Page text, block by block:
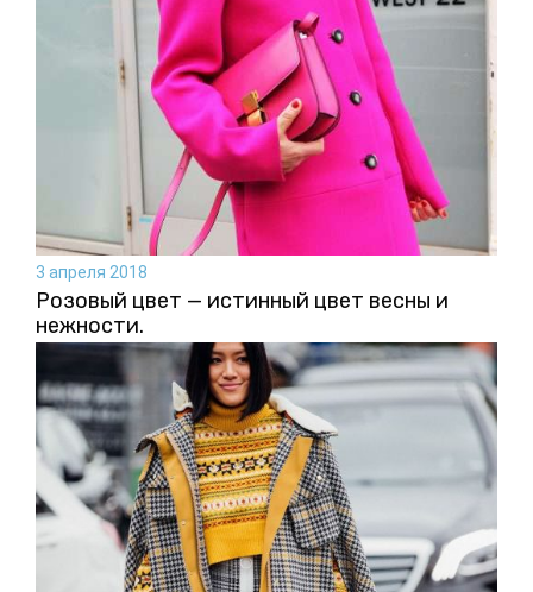
3 апреля 2018
Розовый цвет — истинный цвет весны и
нежности.